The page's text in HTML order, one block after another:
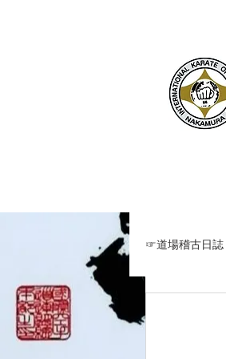
☞道場稽古日誌